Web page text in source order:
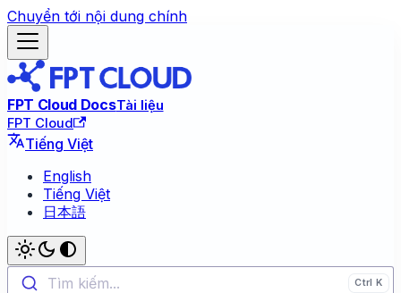
Chuyển tới nội dung chính
FPT Cloud DocsTài liệu
FPT Cloud
Tiếng Việt
English
Tiếng Việt
日本語
Tìm kiếm...